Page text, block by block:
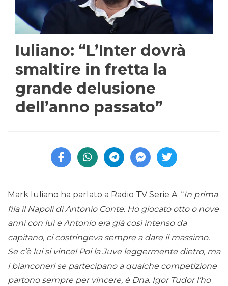
Iuliano: “L’Inter dovrà
smaltire in fretta la
grande delusione
dell’anno passato”
Mark Iuliano ha parlato a Radio TV Serie A: “In prima
fila il Napoli di Antonio Conte. Ho giocato otto o nove
anni con lui e Antonio era già così intenso da
capitano, ci costringeva sempre a dare il massimo.
Se c’è lui si vince! Poi la Juve leggermente dietro, ma
i bianconeri se partecipano a qualche competizione
partono sempre per vincere, è Dna. Igor Tudor l’ho